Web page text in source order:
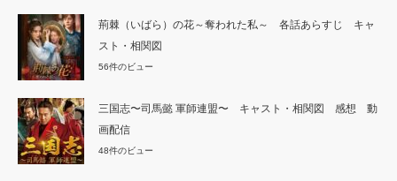
荊棘（いばら）の花～奪われた私～ 各話あらすじ キャ
スト・相関図
56件のビュー
三国志〜司馬懿 軍師連盟〜 キャスト・相関図 感想 動
画配信
48件のビュー